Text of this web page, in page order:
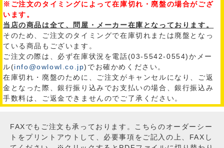
※ご注文のタイミングによって在庫切れ・廃盤の場合がござ
います。
当店の商品は全て、問屋・メーカー在庫となっております。
そのため、ご注文のタイミングで在庫切れまたは廃盤となっ
ている商品もございます。
ご注文の際は、必ず在庫状況を電話(03-5542-0554)かメー
ル(info@owlowl.co.jp)でお確かめください。
在庫切れ・廃盤のために、ご注文がキャンセルになり、ご返
金となった際、銀行振り込みでお支払いの場合、銀行振込み
手数料は、ご返金できませんのでご了承ください。
FAXでもご注文も承っております。こちらのオーダーシー
トをプリントアウトして、必要事項をご記入の上、FAXし